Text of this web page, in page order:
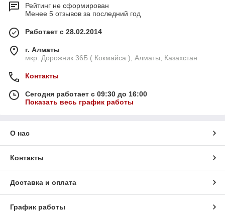
Рейтинг не сформирован
Менее 5 отзывов за последний год
Работает с 28.02.2014
г. Алматы
мкр. Дорожник 36Б ( Кокмайса ), Алматы, Казахстан
Контакты
Сегодня работает с 09:30 до 16:00
Показать весь график работы
О нас
Контакты
Доставка и оплата
График работы